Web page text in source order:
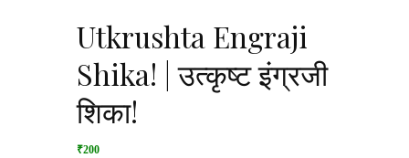
Utkrushta Engraji
Shika! | उत्कृष्ट इंग्रजी
शिका!
₹200